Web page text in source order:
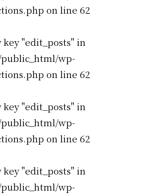
on line 62
"edit_posts" in
wp-
on line 62
"edit_posts" in
wp-
on line 62
"edit_posts" in
wp-